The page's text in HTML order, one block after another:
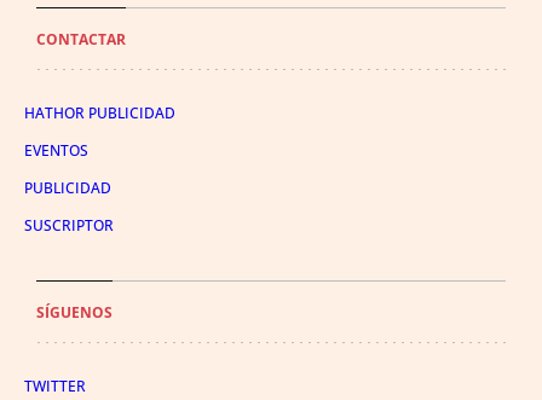
CONTACTAR
HATHOR PUBLICIDAD
EVENTOS
PUBLICIDAD
SUSCRIPTOR
SÍGUENOS
TWITTER